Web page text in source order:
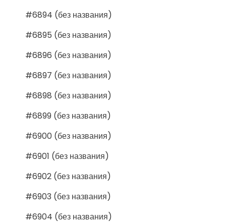
#6894 (без названия)
#6895 (без названия)
#6896 (без названия)
#6897 (без названия)
#6898 (без названия)
#6899 (без названия)
#6900 (без названия)
#6901 (без названия)
#6902 (без названия)
#6903 (без названия)
#6904 (без названия)